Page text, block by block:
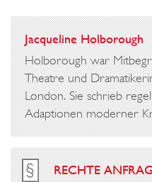
Jacqueline Holborough
Holborough war
Theatre und
London. Sie schrieb
Adaptionen moderner
RECHTE